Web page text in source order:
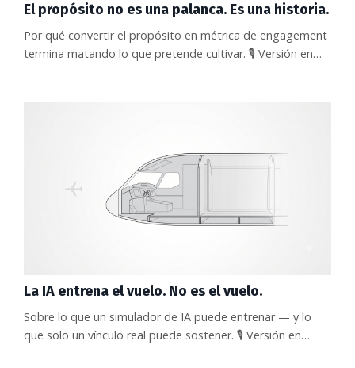
El propósito no es una palanca. Es una historia.
Por qué convertir el propósito en métrica de engagement
termina matando lo que pretende cultivar. 🎙️ Versión en
La IA entrena el vuelo. No es el vuelo.
Sobre lo que un simulador de IA puede entrenar — y lo
que solo un vínculo real puede sostener. 🎙️ Versión en